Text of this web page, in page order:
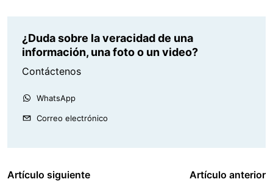
¿Duda sobre la veracidad de una
información, una foto o un video?
Contáctenos
WhatsApp
Correo electrónico
Artículo siguiente Artículo anterior